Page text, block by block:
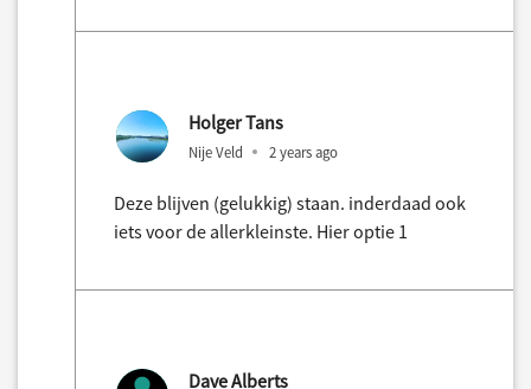
Holger Tans
Nije Veld 2 years ago
Deze blijven (gelukkig) staan. inderdaad ook
iets voor de allerkleinste. Hier optie 1
Dave Alberts